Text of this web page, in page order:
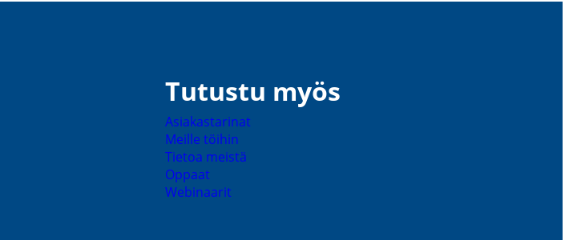
Tutustu myös
Asiakas­ta­rinat
Meille töihin
Tietoa meistä
Oppaat
Webinaarit